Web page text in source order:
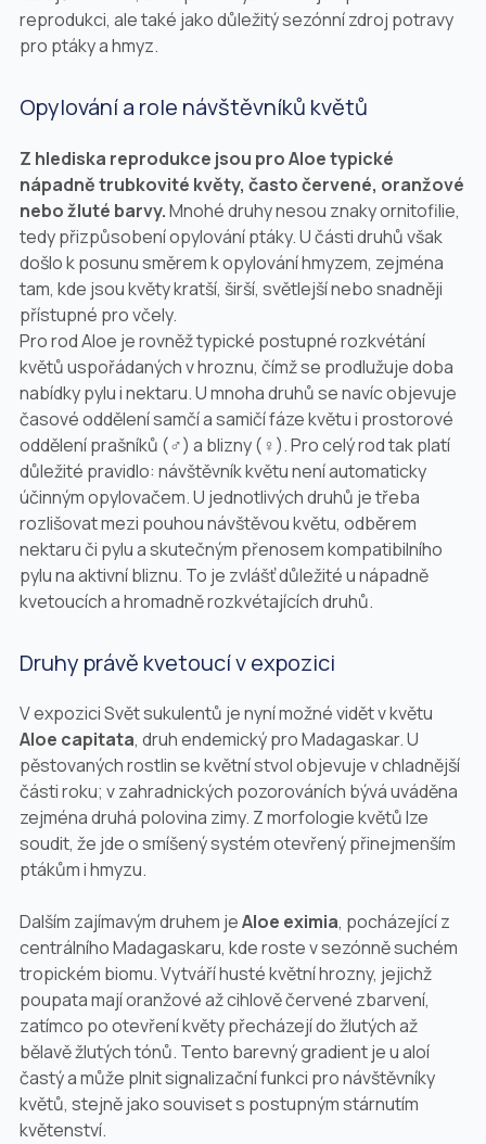
reprodukci, ale také jako důležitý sezónní zdroj potravy
pro ptáky a hmyz.
Opylování a role návštěvníků květů
Z hlediska reprodukce jsou proAloetypické
nápadně trubkovité květy, často červené, oranžové
nebo žluté barvy.Mnohé druhy nesou znaky ornitofilie,
tedy přizpůsobení opylování ptáky. U části druhů však
došlo k posunu směrem k opylování hmyzem, zejména
tam, kde jsou květy kratší, širší, světlejší nebo snadněji
přístupné pro včely.
Pro rodAloe je rovněž typické postupné rozkvétání
květů uspořádaných v hroznu, čímž se prodlužuje doba
nabídky pylu i nektaru. U mnoha druhů se navíc objevuje
časové oddělení samčí a samičí fáze květu i prostorové
oddělení prašníků (♂) a blizny (♀). Pro celý rod tak platí
důležité pravidlo: návštěvník květu není automaticky
účinným opylovačem. U jednotlivých druhů je třeba
rozlišovat mezi pouhou návštěvou květu, odběrem
nektaru či pylu a skutečným přenosem kompatibilního
pylu na aktivní bliznu. To je zvlášť důležité u nápadně
kvetoucích a hromadně rozkvétajících druhů.
Druhy právě kvetoucí v expozici
V expozici Svět sukulentů je nyní možné vidět v květu
Aloe capitata, druh endemický pro Madagaskar. U
pěstovaných rostlin se květní stvol objevuje v chladnější
části roku; v zahradnických pozorováních bývá uváděna
zejména druhá polovina zimy. Z morfologie květů lze
soudit, že jde o smíšený systém otevřený přinejmenším
ptákům i hmyzu.
Dalším zajímavým druhem jeAloe eximia, pocházející z
centrálního Madagaskaru, kde roste v sezónně suchém
tropickém biomu. Vytváří husté květní hrozny, jejichž
poupata mají oranžové až cihlově červené zbarvení,
zatímco po otevření květy přecházejí do žlutých až
bělavě žlutých tónů. Tento barevný gradient je u aloí
častý a může plnit signalizační funkci pro návštěvníky
květů, stejně jako souviset s postupným stárnutím
květenství.